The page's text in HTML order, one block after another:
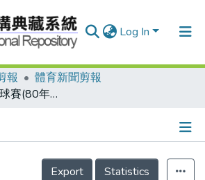
Log In
報
體育新聞剪報
全國七人制橄欖球賽(80年) 一個問題球 衝突三部曲
Details
Export
Statistics